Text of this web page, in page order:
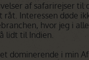
af safarirejser
råt. Interessen døde
hvor jeg i
lidt til Indien.
dominerende i min